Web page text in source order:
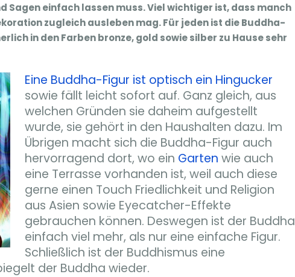
Sagen einfach lassen muss. Viel wichtiger ist, dass manch
zugleich ausleben mag. Für jeden ist die Buddha-
in den Farben bronze, gold sowie silber zu Hause sehr
Eine Buddha-Figur ist optisch ein Hingucker
sowie fällt leicht sofort auf. Ganz gleich, aus
welchen Gründen sie daheim aufgestellt
wurde, sie gehört in den Haushalten dazu. Im
Übrigen macht sich die Buddha-Figur auch
hervorragend dort, wo ein Garten wie auch
eine Terrasse vorhanden ist, weil auch diese
gerne einen Touch Friedlichkeit und Religion
aus Asien sowie Eyecatcher-Effekte
gebrauchen können. Deswegen ist der Buddha
einfach viel mehr, als nur eine einfache Figur.
Schließlich ist der Buddhismus eine
der Buddha wieder.